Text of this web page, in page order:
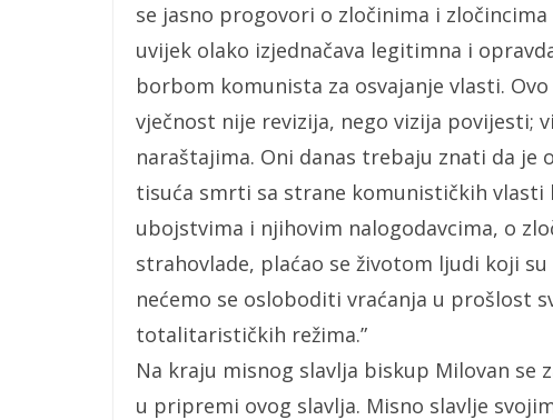
se jasno progovori o zločinima i
uvijek olako izjednačava legitimna i
borbom komunista za osvajanje vlasti.
vječnost nije revizija, nego vizija povijesti;
naraštajima. Oni danas trebaju znati da
tisuća smrti sa strane komunističkih vlasti
ubojstvima i njihovim nalogodavcima, o
strahovlade, plaćao se životom ljudi koji
nećemo se osloboditi vraćanja u prošlost
totalitarističkih režima.”
Na kraju misnog slavlja biskup Milovan se
u pripremi ovog slavlja. Misno slavlje